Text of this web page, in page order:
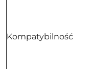
Kompatybilność